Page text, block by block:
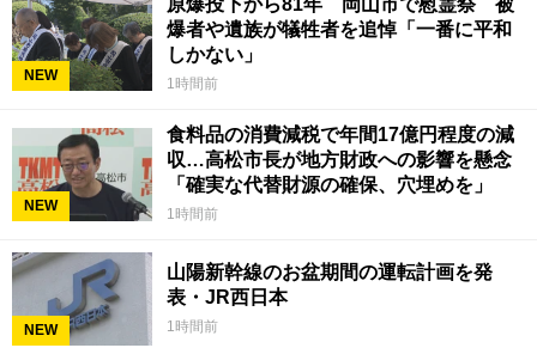
NEW
原爆投下から81年 岡山市で慰霊祭 被
爆者や遺族が犠牲者を追悼「一番に平和
しかない」
1時間前
NEW
食料品の消費減税で年間17億円程度の減
収…高松市長が地方財政への影響を懸念
「確実な代替財源の確保、穴埋めを」
1時間前
NEW
山陽新幹線のお盆期間の運転計画を発
表・JR西日本
1時間前